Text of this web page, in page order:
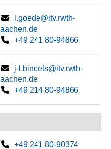
l.goede@itv.rwth-
aachen.de
+49 241 80-94866
j-l.bindels@itv.rwth-
aachen.de
+49 214 80-94866
+49 241 80-90374